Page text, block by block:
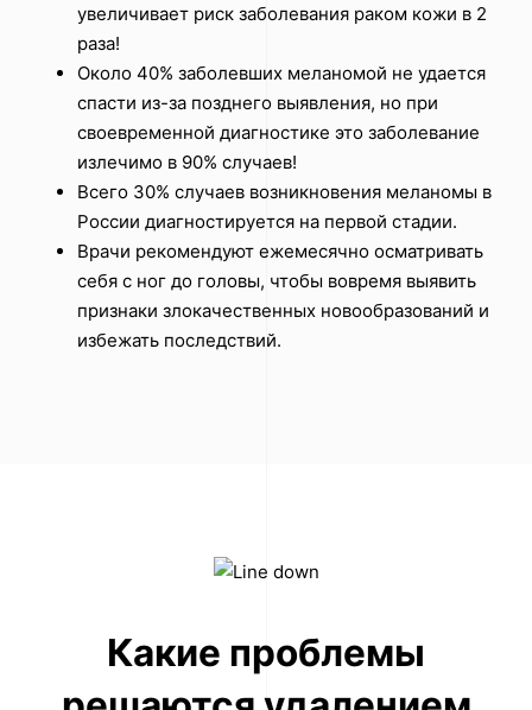
увеличивает риск заболевания раком кожи в 2
раза!
Около 40% заболевших меланомой не удается
спасти из-за позднего выявления, но при
своевременной диагностике это заболевание
излечимо в 90% случаев!
Всего 30% случаев возникновения меланомы в
России диагностируется на первой стадии.
Врачи рекомендуют ежемесячно осматривать
себя с ног до головы, чтобы вовремя выявить
признаки злокачественных новообразований и
избежать последствий.
Какие проблемы